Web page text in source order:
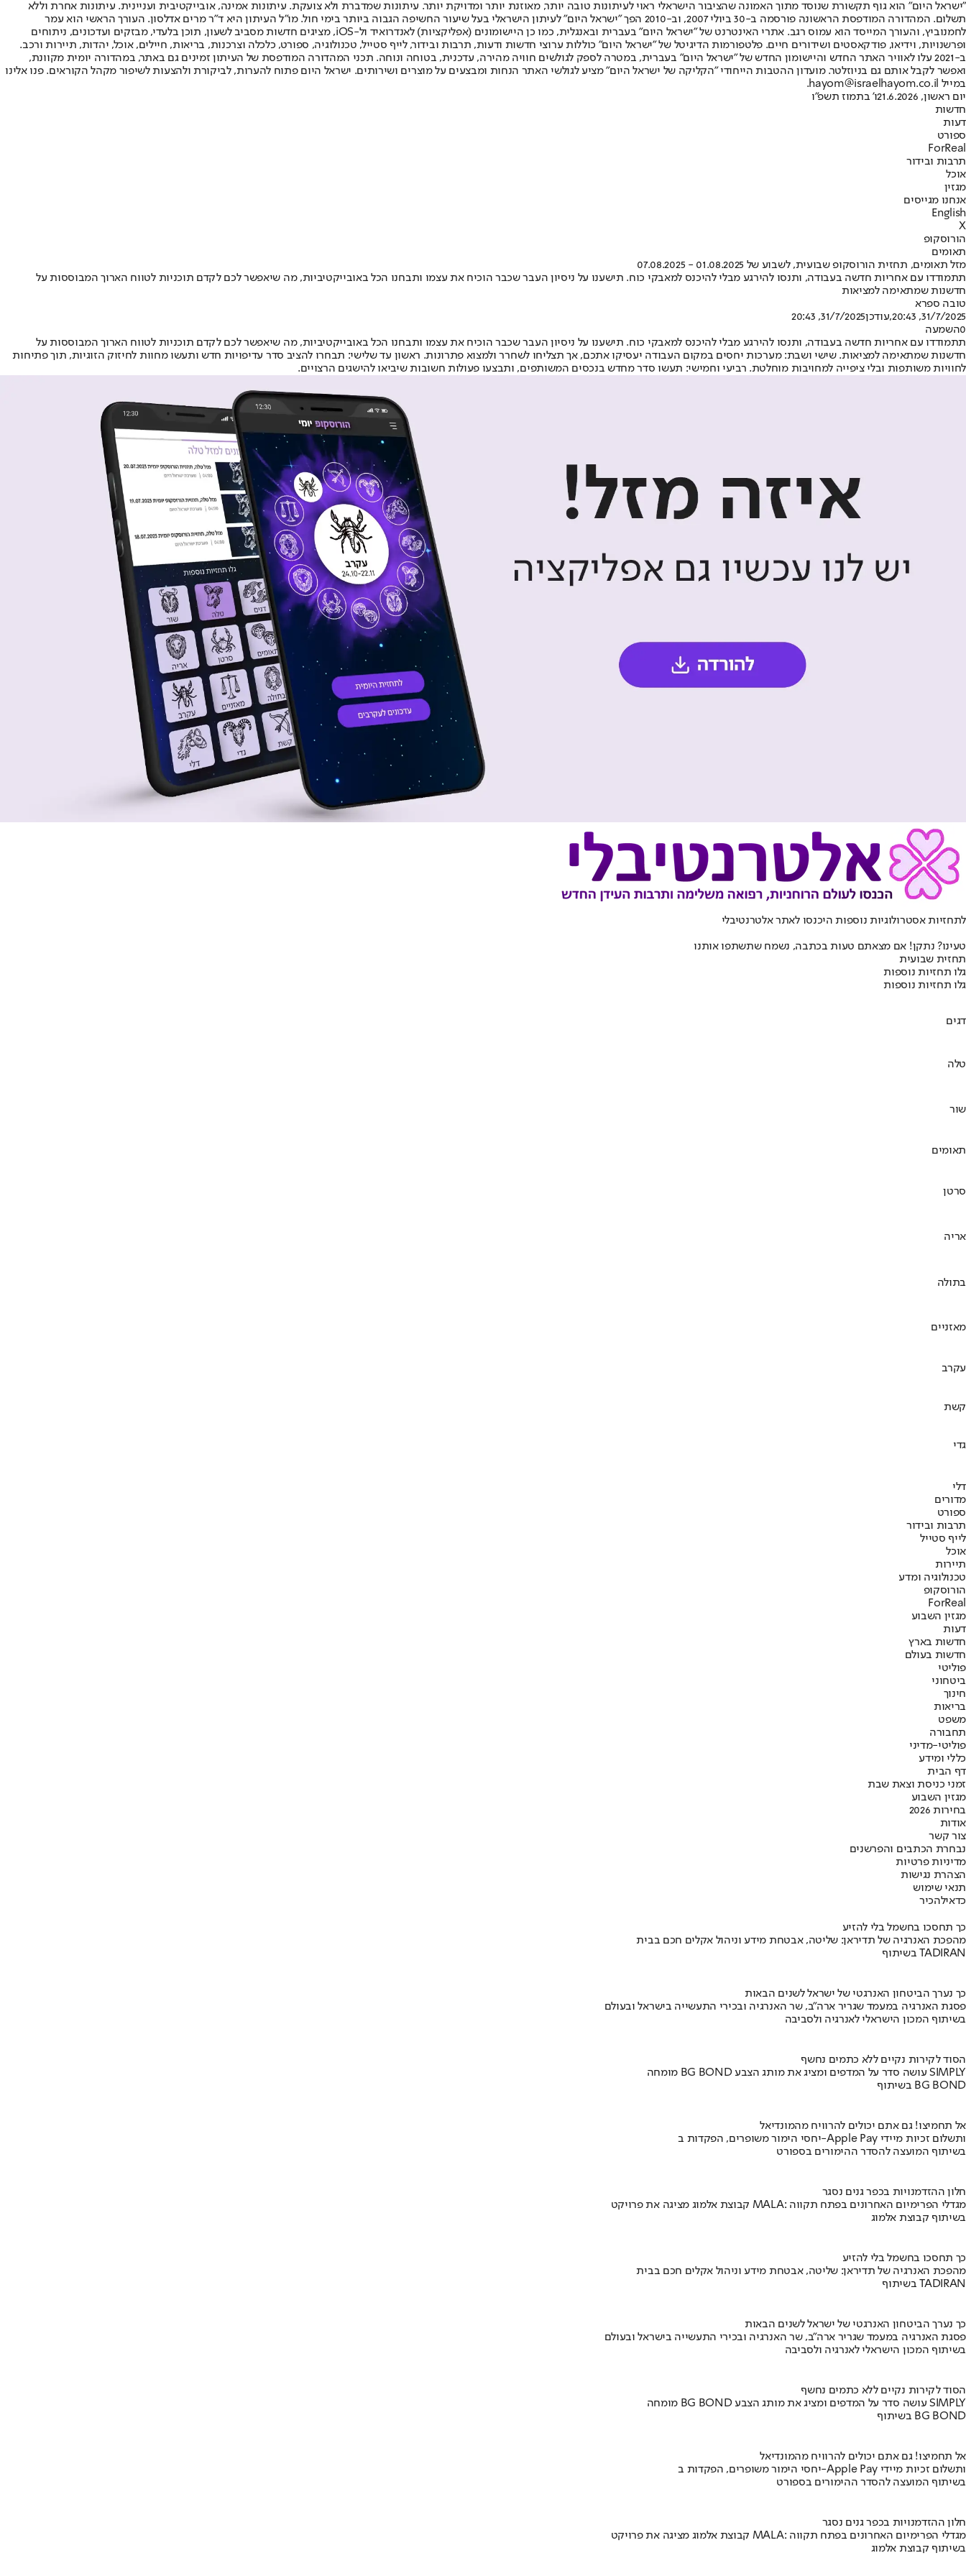
"ישראל היום" הוא גוף תקשורת שנוסד מתוך האמונה שהציבור הישראלי ראוי לעיתונות טובה יותר, מאוזנת יותר ומדויקת יותר. עיתונות שמדברת ולא צועקת. עיתונות אמינה, אובייקטיבית ועניינית. עיתונות אחרת וללא
תשלום. המהדורה המודפסת הראשונה פורסמה ב-30 ביולי 2007, וב-2010 הפך "ישראל היום" לעיתון הישראלי בעל שיעור החשיפה הגבוה ביותר בימי חול. מו"ל העיתון היא ד"ר מרים אדלסון. העורך הראשי הוא עמר
לחמנוביץ, והעורך המייסד הוא עמוס רגב. אתרי האינטרנט של "ישראל היום" בעברית ובאנגלית, כמו כן היישומונים (אפליקציות) לאנדרואיד ול-iOS, מציגים חדשות מסביב לשעון, תוכן בלעדי, מבזקים ועדכונים, ניתוחים
ופרשנויות, וידיאו, פודקאסטים ושידורים חיים. פלטפורמות הדיגיטל של "ישראל היום" כוללות ערוצי חדשות ודעות, תרבות ובידור, לייף סטייל, טכנולוגיה, ספורט, כלכלה וצרכנות, בריאות, חיילים, אוכל, יהדות, תיירות ורכב.
ב-2021 עלו לאוויר האתר החדש והיישומון החדש של "ישראל היום" בעברית, במטרה לספק לגולשים חוויה מהירה, עדכנית, בטוחה ונוחה. תכני המהדורה המודפסת של העיתון זמינים גם באתר, במהדורה יומית מקוונת,
ואפשר לקבל אותם גם בניוזלטר. מועדון ההטבות הייחודי "הקליקה של ישראל היום" מציע לגולשי האתר הנחות ומבצעים על מוצרים ושירותים. ישראל היום פתוח להערות, לביקורת ולהצעות לשיפור מקהל הקוראים. פנו אלינו
במייל hayom@israelhayom.co.il.
יום ראשון, 21.6.2026
ו' בתמוז תשפ"ו
חדשות
דעות
ספורט
ForReal
תרבות ובידור
אוכל
מגזין
אנחנו מגייסים
English
X
הורוסקופ
תאומים
מזל תאומים, תחזית הורוסקופ שבועית, לשבוע של 01.08.2025 - 07.08.2025
תתמודדו עם אחריות חדשה בעבודה, ותנסו להירגע מבלי להיכנס למאבקי כוח. תישענו על ניסיון העבר שכבר הוכיח את עצמו ותבחנו הכל באובייקטיביות, מה שיאפשר לכם לקדם תוכניות לטווח הארוך המבוססות על
חדשנות שמתאימה למציאות
טובה ספרא
31/7/2025, 20:43
,עודכן31/7/2025, 20:43
0השמעה
תתמודדו עם אחריות חדשה בעבודה, ותנסו להירגע מבלי להיכנס למאבקי כוח. תישענו על ניסיון העבר שכבר הוכיח את עצמו ותבחנו הכל באובייקטיביות, מה שיאפשר לכם לקדם תוכניות לטווח הארוך המבוססות על
חדשנות שמתאימה למציאות. שישי ושבת: מערכות יחסים במקום העבודה יעסיקו אתכם, אך תצליחו לשחרר ולמצוא פתרונות. ראשון עד שלישי: תבחרו להציב סדר עדיפויות חדש ותעשו מחוות לחיזוק הזוגיות, תוך פתיחות
לחוויות משותפות ובלי ציפייה למחויבות מוחלטת. רביעי וחמישי: תעשו סדר מחדש בנכסים המשותפים, ותבצעו פעולות חשובות שיביאו להישגים הרצויים.
לתחזיות אסטרולוגיות נוספות היכנסו לאתר אלטרנטיבלי
טעינו? נתקן! אם מצאתם טעות בכתבה, נשמח שתשתפו אותנו
תחזית שבועית
גלו תחזיות נוספות
גלו תחזיות נוספות
דגים
טלה
שור
תאומים
סרטן
אריה
בתולה
מאזניים
עקרב
קשת
גדי
דלי
מדורים
ספורט
תרבות ובידור
לייף סטייל
אוכל
תיירות
טכנולוגיה ומדע
הורוסקופ
ForReal
מגזין השבוע
דעות
חדשות בארץ
חדשות בעולם
פוליטי
ביטחוני
חינוך
בריאות
משפט
תחבורה
פוליטי-מדיני
כללי ומידע
דף הבית
זמני כניסת וצאת שבת
מגזין השבוע
בחירות 2026
אודות
צור קשר
נבחרת הכתבים והפרשנים
מדיניות פרטיות
הצהרת נגישות
תנאי שימוש
כדאילהכיר
כך תחסכו בחשמל בלי להזיע
מהפכת האנרגיה של תדיראן: שליטה, אבטחת מידע וניהול אקלים חכם בבית
בשיתוף TADIRAN
כך נערך הביטחון האנרגטי של ישראל לשנים הבאות
פסגת האנרגיה במעמד שגריר ארה"ב, שר האנרגיה ובכירי התעשייה בישראל ובעולם
בשיתוף המכון הישראלי לאנרגיה ולסביבה
הסוד לקירות נקיים ללא כתמים נחשף
מומחה BG BOND עושה סדר על המדפים ומציג את מותג הצבע SIMPLY
בשיתוף BG BOND
אל תחמיצו! גם אתם יכולים להרוויח מהמונדיאל
יחסי הימור משופרים, הפקדות ב-Apple Pay ותשלום זכיות מיידי
בשיתוף המועצה להסדר ההימורים בספורט
חלון ההזדמנויות בכפר גנים נסגר
קבוצת אלמוג מציגה את פרויקט MALA: מגדלי הפרימיום האחרונים בפתח תקווה
בשיתוף קבוצת אלמוג
כך תחסכו בחשמל בלי להזיע
מהפכת האנרגיה של תדיראן: שליטה, אבטחת מידע וניהול אקלים חכם בבית
בשיתוף TADIRAN
כך נערך הביטחון האנרגטי של ישראל לשנים הבאות
פסגת האנרגיה במעמד שגריר ארה"ב, שר האנרגיה ובכירי התעשייה בישראל ובעולם
בשיתוף המכון הישראלי לאנרגיה ולסביבה
הסוד לקירות נקיים ללא כתמים נחשף
מומחה BG BOND עושה סדר על המדפים ומציג את מותג הצבע SIMPLY
בשיתוף BG BOND
אל תחמיצו! גם אתם יכולים להרוויח מהמונדיאל
יחסי הימור משופרים, הפקדות ב-Apple Pay ותשלום זכיות מיידי
בשיתוף המועצה להסדר ההימורים בספורט
חלון ההזדמנויות בכפר גנים נסגר
קבוצת אלמוג מציגה את פרויקט MALA: מגדלי הפרימיום האחרונים בפתח תקווה
בשיתוף קבוצת אלמוג